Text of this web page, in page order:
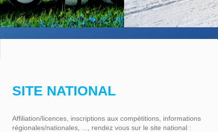
SITE NATIONAL
Affiliation/licences, inscriptions aux compétitions, informations
régionales/nationales, ..., rendez vous sur le site national :